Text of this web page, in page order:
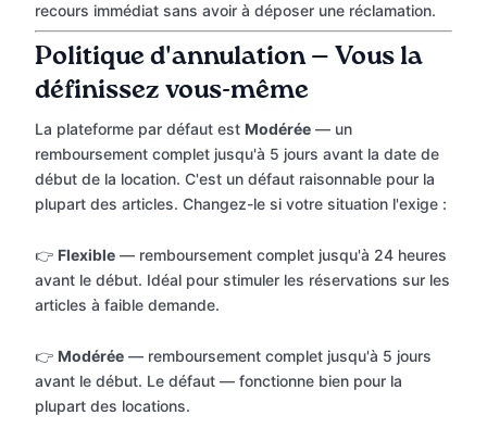
recours immédiat sans avoir à déposer une réclamation.
Politique d'annulation — Vous la
définissez vous-même
La plateforme par défaut est Modérée — un
remboursement complet jusqu'à 5 jours avant la date de
début de la location. C'est un défaut raisonnable pour la
plupart des articles. Changez-le si votre situation l'exige :
👉 Flexible — remboursement complet jusqu'à 24 heures
avant le début. Idéal pour stimuler les réservations sur les
articles à faible demande.
👉 Modérée — remboursement complet jusqu'à 5 jours
avant le début. Le défaut — fonctionne bien pour la
plupart des locations.